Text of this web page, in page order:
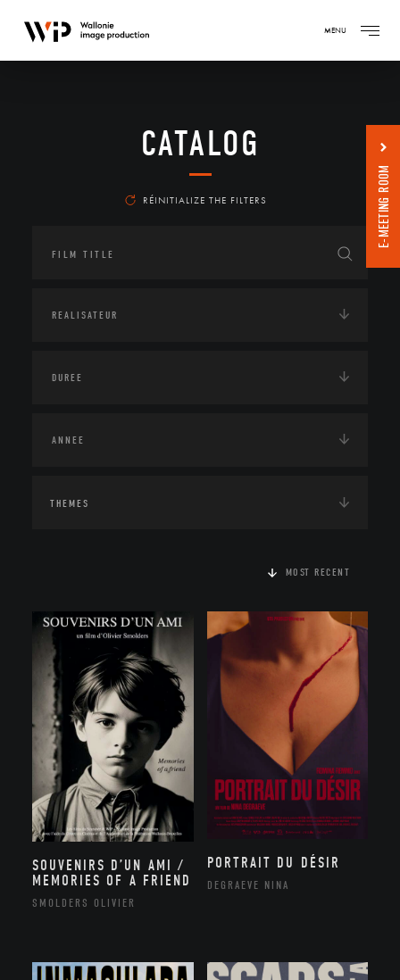
MENU
CATALOG
RÉINITIALIZE THE FILTERS
THEMES
MOST RECENT
SOUVENIRS D’UN AMI /
MEMORIES OF A FRIEND
SMOLDERS OLIVIER
PORTRAIT DU DÉSIR
DEGRAEVE NINA
E-MEETING ROOM